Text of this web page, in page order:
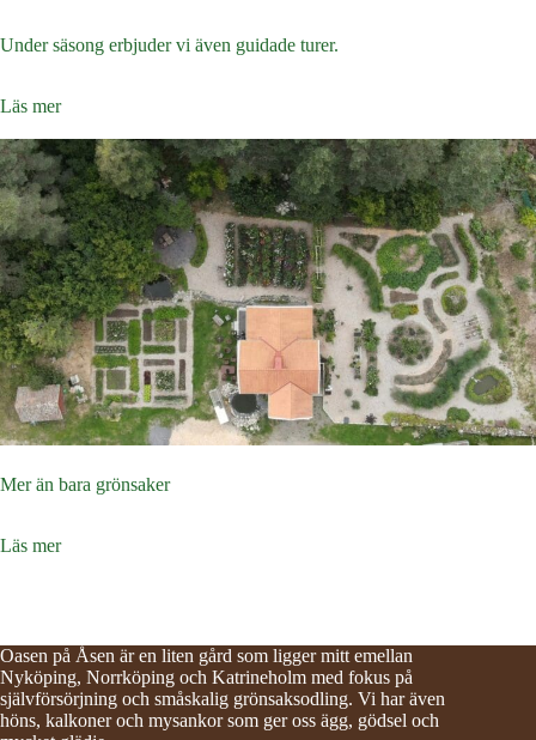
Under säsong erbjuder vi även guidade turer.
Läs mer
Mer än bara grönsaker
Läs mer
Oasen på Åsen är en liten gård som ligger mitt emellan
Nyköping, Norrköping och Katrineholm med fokus på
självförsörjning och småskalig grönsaksodling. Vi har även
höns, kalkoner och mysankor som ger oss ägg, gödsel och